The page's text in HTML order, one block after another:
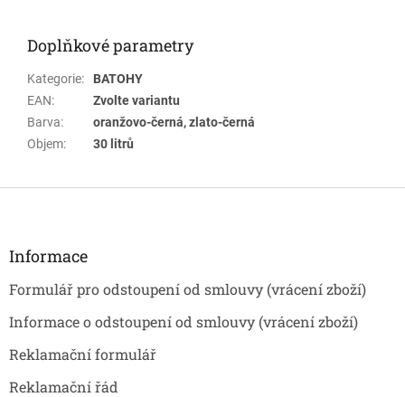
Doplňkové parametry
Kategorie:
BATOHY
EAN:
Zvolte variantu
Barva:
oranžovo-černá, zlato-černá
Objem: 30 litrů
Z
Informace
Formulář pro odstoupení od smlouvy (vrácení zboží)
Informace o odstoupení od smlouvy (vrácení zboží)
Reklamační formulář
Reklamační řád